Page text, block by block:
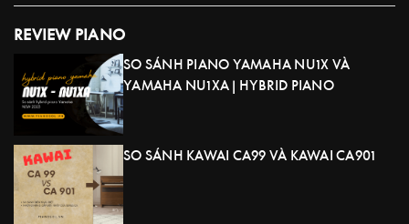
REVIEW PIANO
SO SÁNH PIANO YAMAHA NU1X VÀ
YAMAHA NU1XA | HYBRID PIANO
SO SÁNH KAWAI CA99 VÀ KAWAI CA901